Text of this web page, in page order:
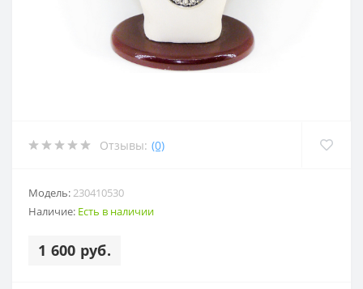
Отзывы: (0)
Модель:230410530
Наличие: Есть в наличии
1 600 руб.